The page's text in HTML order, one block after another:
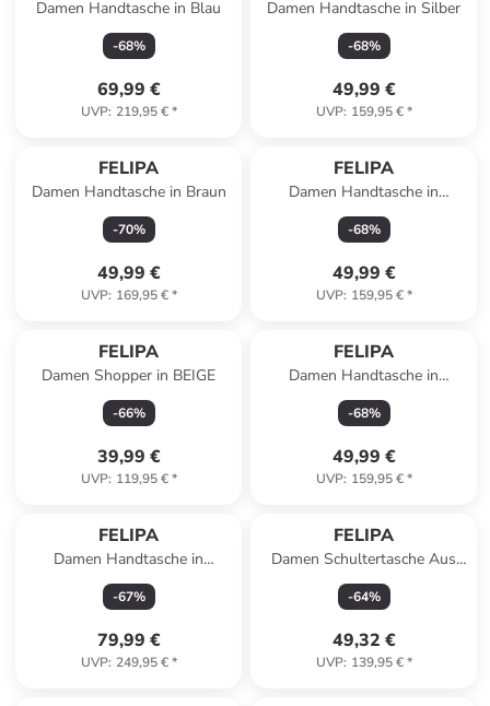
Damen Handtasche in Blau
-68%
69,99 €
UVP: 219,95 €*
Damen Handtasche in Silber
-68%
49,99 €
UVP: 159,95 €*
FELIPA
Damen Handtasche in Braun
-70%
49,99 €
UVP: 169,95 €*
FELIPA
Damen Handtasche in
Schwarz
-68%
49,99 €
UVP: 159,95 €*
FELIPA
Damen Shopper in BEIGE
-66%
39,99 €
UVP: 119,95 €*
FELIPA
Damen Handtasche in
Schwarz
-68%
49,99 €
UVP: 159,95 €*
FELIPA
Damen Handtasche in
Wollweiss
-67%
79,99 €
UVP: 249,95 €*
FELIPA
Damen Schultertasche Aus
Leder in Dunkle Zitrone
-64%
49,32 €
UVP: 139,95 €*